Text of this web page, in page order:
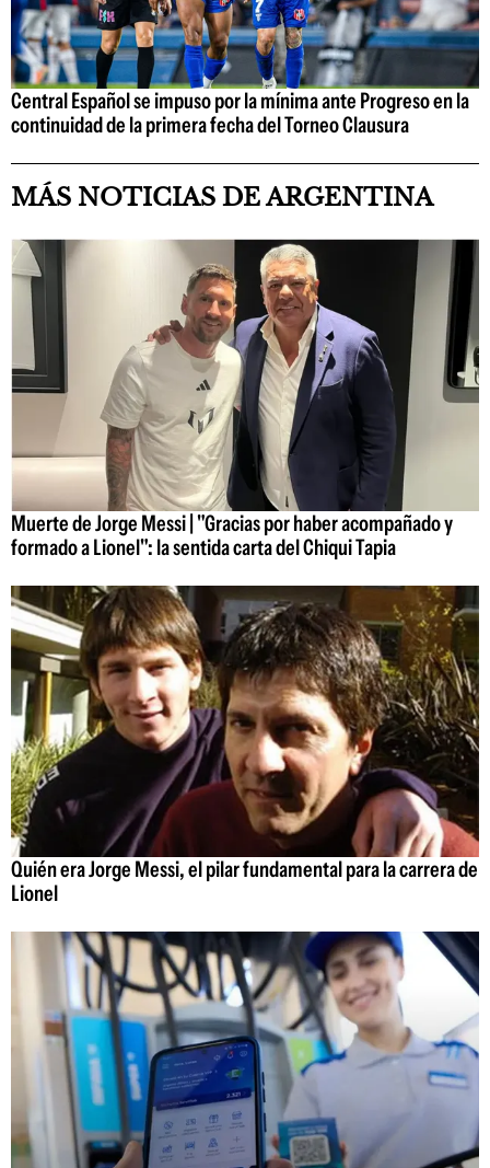
Central Español se impuso por la mínima ante Progreso en la
continuidad de la primera fecha del Torneo Clausura
MÁS NOTICIAS DE ARGENTINA
Muerte de Jorge Messi | "Gracias por haber acompañado y
formado a Lionel": la sentida carta del Chiqui Tapia
Quién era Jorge Messi, el pilar fundamental para la carrera de
Lionel